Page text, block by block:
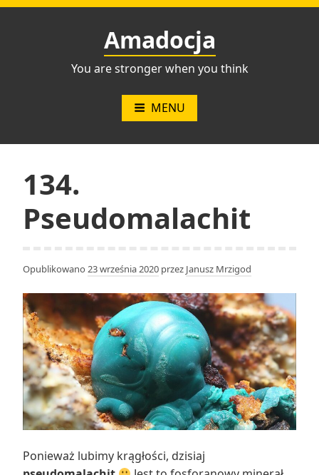
Przejdź
Amadocja
You are stronger when you think
MENU
134.
Pseudomalachit
Opublikowano 23 września 2020 przez Janusz Mrzigod
Ponieważ lubimy krągłości, dzisiaj